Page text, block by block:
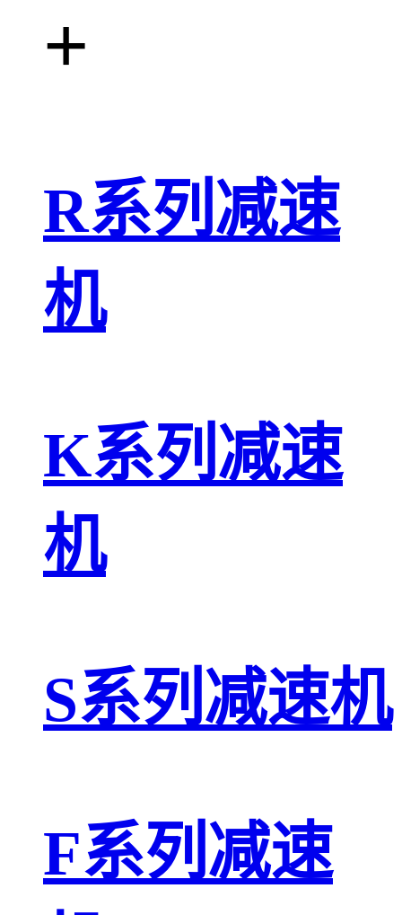
+
R系列减速
机
K系列减速
机
S系列减速机
F系列减速